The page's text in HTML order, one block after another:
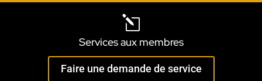
l
Services aux membres
Faire une demande de service